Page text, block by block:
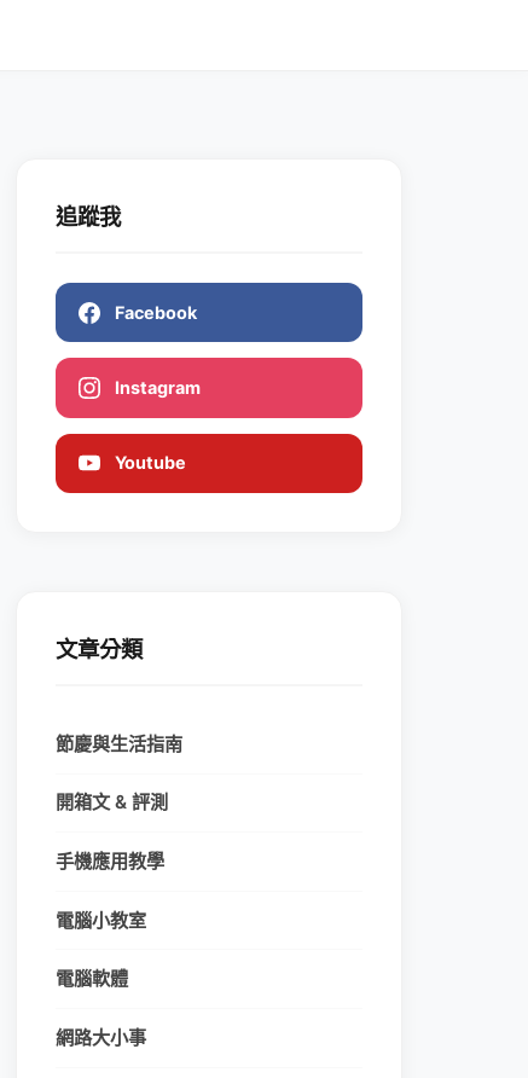
追蹤我
Facebook
Instagram
Youtube
文章分類
節慶與生活指南
開箱文 & 評測
手機應用教學
電腦小教室
電腦軟體
網路大小事